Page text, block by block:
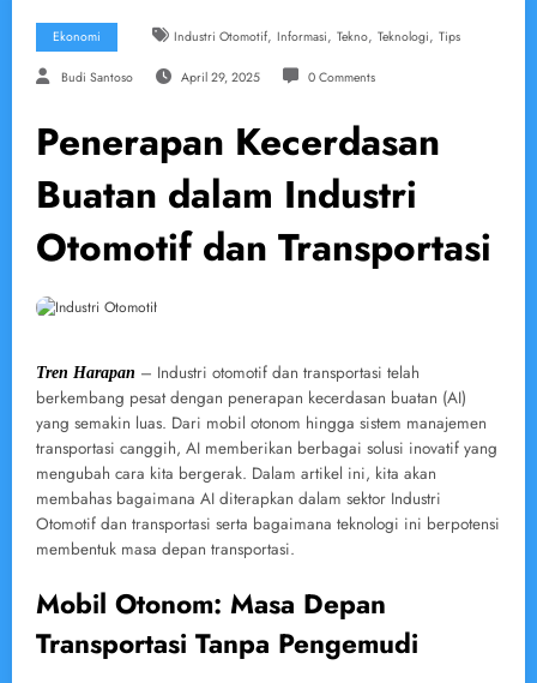
Ekonomi Industri Otomotif, Informasi, Tekno, Teknologi, Tips
Budi Santoso April 29, 2025 0 Comments
Penerapan Kecerdasan
Buatan dalam Industri
Otomotif dan Transportasi
Tren Harapan – Industri otomotif dan transportasi telah
berkembang pesat dengan penerapan kecerdasan buatan (AI)
yang semakin luas. Dari mobil otonom hingga sistem manajemen
transportasi canggih, AI memberikan berbagai solusi inovatif yang
mengubah cara kita bergerak. Dalam artikel ini, kita akan
membahas bagaimana AI diterapkan dalam sektor Industri
Otomotif dan transportasi serta bagaimana teknologi ini berpotensi
membentuk masa depan transportasi.
Mobil Otonom: Masa Depan
Transportasi Tanpa Pengemudi